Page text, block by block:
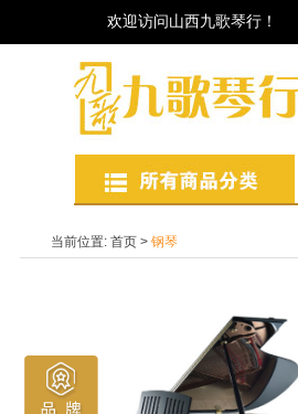
欢迎访问山西九歌琴行！
当前位置: 首页 > 钢琴